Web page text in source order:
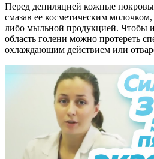
Перед депиляцией кожные
смазав ее косметическим
либо мыльной продукцией. Чтобы
область голени можно протереть
охлаждающим действием или